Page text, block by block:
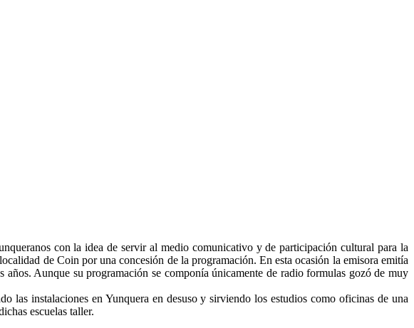
con la idea de servir al medio comunicativo y de participación cultural para la
de Coin por una concesión de la programación. En esta ocasión la emisora emitía
Aunque su programación se componía únicamente de radio formulas gozó de muy
las instalaciones en Yunquera en desuso y sirviendo los estudios como oficinas de una
escuelas taller.